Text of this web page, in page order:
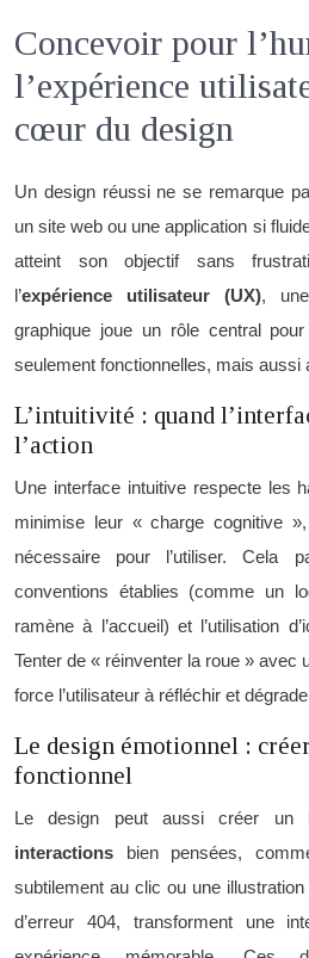
Concevoir pour
l’expérience
cœur du design
Un design réussi ne se remarque
un site web ou une application si
atteint son objectif sans
l’expérience utilisateur (UX),
graphique joue un rôle central
seulement fonctionnelles, mais aussi
L’intuitivité : quand
l’action
Une interface intuitive respecte les
minimise leur « charge cognitive »,
nécessaire pour l’utiliser. Cela
conventions établies (comme un
ramène à l’accueil) et l’utilisation
Tenter de « réinventer la roue » avec
force l’utilisateur à réfléchir et
Le design émotionnel :
fonctionnel
Le design peut aussi créer un
interactions bien pensées,
subtilement au clic ou une
d’erreur 404, transforment une